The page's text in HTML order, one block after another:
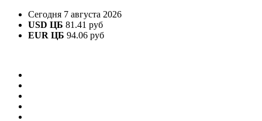
Сегодня 7 августа 2026
USD ЦБ 81.41 руб
EUR ЦБ 94.06 руб